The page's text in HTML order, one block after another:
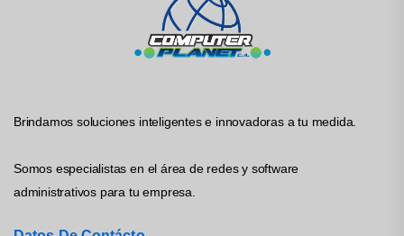
Brindamos soluciones inteligentes e innovadoras a tu medida.
Somos especialistas en el área de redes y software
administrativos para tu empresa.